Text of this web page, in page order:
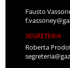
Fausto
SEGRETERIA
Roberta